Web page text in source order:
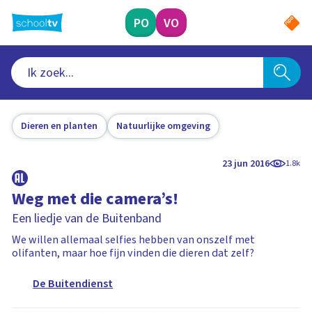
naar
hoofdinhoud
PO VO
Dieren en planten Natuurlijke omgeving
23 jun 2016 1.8k
Weg met die camera’s!
Een liedje van de Buitenband
We willen allemaal selfies hebben van onszelf met
olifanten, maar hoe fijn vinden die dieren dat zelf?
De Buitendienst